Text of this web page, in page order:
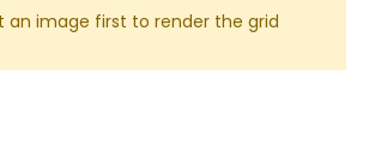
an image first to render the grid